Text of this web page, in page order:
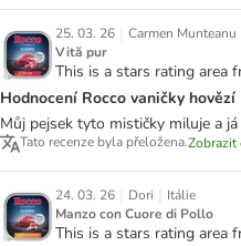
25. 03. 26 | Carmen Munteanu
Vită pur
This is a stars rating area
Hodnocení Rocco vaničky hovězí
Můj pejsek tyto mističky miluje a
Tato recenze byla přeložena.Zobrazit
24. 03. 26 | Dori | Itálie
Manzo con Cuore di Pollo
This is a stars rating area